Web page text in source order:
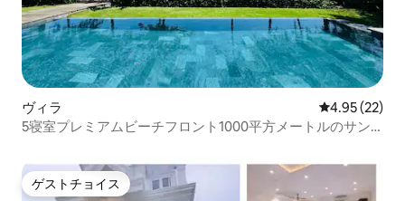
ヴィラ レビュー22
4.95 (22)
5寝室プレミアムビーチフロント1000平方メートルのサン
ゲストチョイス
ゲストチョイス